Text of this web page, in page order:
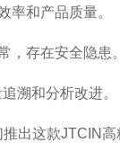
率和产品质量。
，存在安全隐患。
溯和分析改进。
出这款JTCIN高